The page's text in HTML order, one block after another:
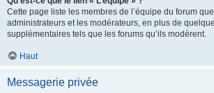
Cette page liste les membres de l’équipe du forum
administrateurs et les modérateurs, en plus de
supplémentaires tels que les forums qu’ils modèrent.
Haut
Messagerie privée